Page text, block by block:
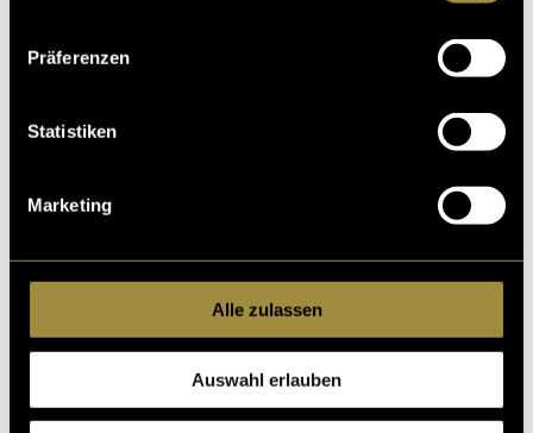
Präferenzen
Statistiken
Marketing
Alle zulassen
Auswahl erlauben